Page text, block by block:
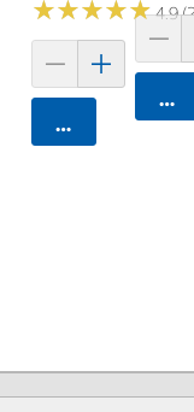
★★★★★
★★★★★4.9
카트에 담기
카